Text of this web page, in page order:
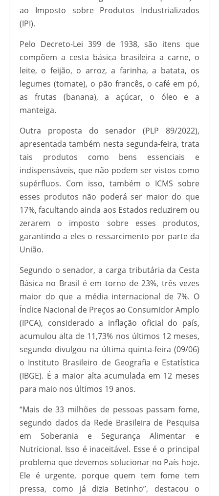
ao Imposto sobre Produtos Industrializados
(IPI).
Pelo Decreto-Lei 399 de 1938, são itens que
compõem a cesta básica brasileira a carne, o
leite, o feijão, o arroz, a farinha, a batata, os
legumes (tomate), o pão francês, o café em pó,
as frutas (banana), a açúcar, o óleo e a
manteiga.
Outra proposta do senador (PLP 89/2022),
apresentada também nesta segunda-feira, trata
tais produtos como bens essenciais e
indispensáveis, que não podem ser vistos como
supérfluos. Com isso, também o ICMS sobre
esses produtos não poderá ser maior do que
17%, facultando ainda aos Estados reduzirem ou
zerarem o imposto sobre esses produtos,
garantindo a eles o ressarcimento por parte da
União.
Segundo o senador, a carga tributária da Cesta
Básica no Brasil é em torno de 23%, três vezes
maior do que a média internacional de 7%. O
Índice Nacional de Preços ao Consumidor Amplo
(IPCA), considerado a inflação oficial do país,
acumulou alta de 11,73% nos últimos 12 meses,
segundo divulgou na última quinta-feira (09/06)
o Instituto Brasileiro de Geografia e Estatística
(IBGE). É a maior alta acumulada em 12 meses
para maio nos últimos 19 anos.
“Mais de 33 milhões de pessoas passam fome,
segundo dados da Rede Brasileira de Pesquisa
em Soberania e Segurança Alimentar e
Nutricional. Isso é inaceitável. Esse é o principal
problema que devemos solucionar no País hoje.
Ele é urgente, porque quem tem fome tem
pressa, como já dizia Betinho”, destacou o